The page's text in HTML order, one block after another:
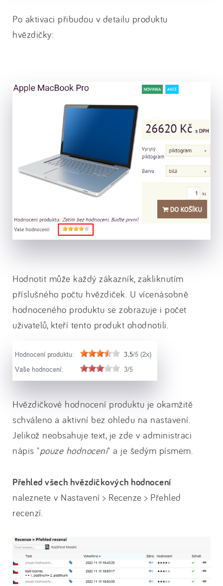
Po aktivaci přibudou v detailu produktu
hvězdičky:
Hodnotit může každý zákazník, zakliknutím
příslušného počtu hvězdiček. U vícenásobně
hodnoceného produktu se zobrazuje i počet
uživatelů, kteří tento produkt ohodnotili.
Hvězdičkové hodnocení produktu je okamžitě
schváleno a aktivní bez ohledu na nastavení.
Jelikož neobsahuje text, je zde v administraci
nápis "pouze hodnocení" a je šedým písmem.
Přehled všech hvězdičkových hodnocení
naleznete v Nastavení > Recenze > Přehled
recenzí.